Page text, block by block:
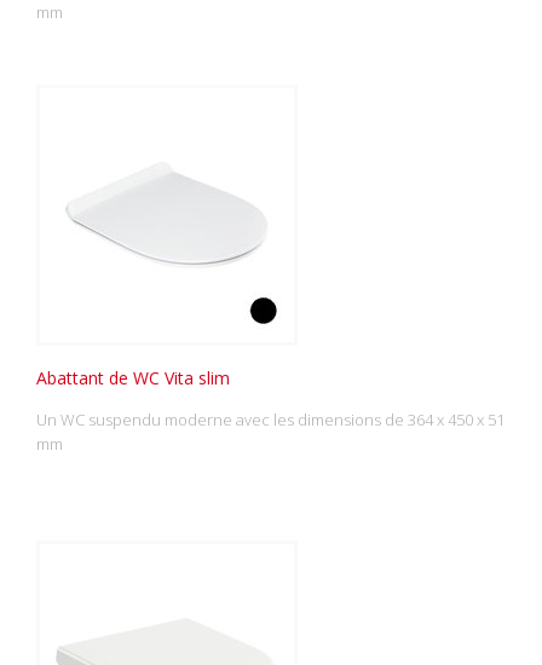
mm
Abattant de WC Vita slim
Un WC suspendu moderne avec les dimensions de 364 x 450 x 51
mm